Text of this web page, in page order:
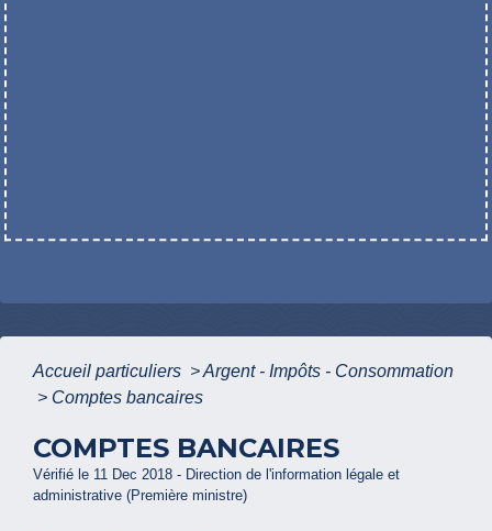
Accueil particuliers >Argent - Impôts - Consommation
> Comptes bancaires
COMPTES BANCAIRES
Vérifié le 11 Dec 2018 - Direction de l'information légale et
administrative (Première ministre)